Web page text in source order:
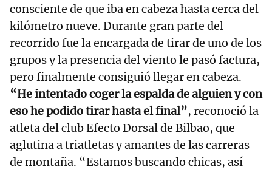
consciente de que iba en cabeza hasta cerca del
kilómetro nueve. Durante gran parte del
recorrido fue la encargada de tirar de uno de los
grupos y la presencia del viento le pasó factura,
pero finalmente consiguió llegar en cabeza.
“He intentado coger la espalda de alguien y con
eso he podido tirar hasta el final”, reconoció la
atleta del club Efecto Dorsal de Bilbao, que
aglutina a triatletas y amantes de las carreras
de montaña. “Estamos buscando chicas, así